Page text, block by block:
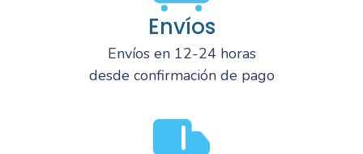
Envíos
Envíos en 12-24 horas
desde confirmación de pago